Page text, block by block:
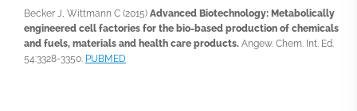
Becker J, Wittmann C (2015) Advanced Biotechnology: Metabolically
engineered cell factories for the bio-based production of chemicals
and fuels, materials and health care products. Angew. Chem. Int. Ed.
54:3328-3350. PUBMED